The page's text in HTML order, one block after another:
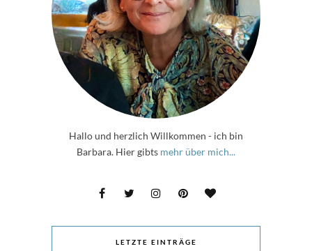
Hallo und herzlich Willkommen - ich bin
Barbara. Hier gibts mehr über mich...
LETZTE EINTRÄGE